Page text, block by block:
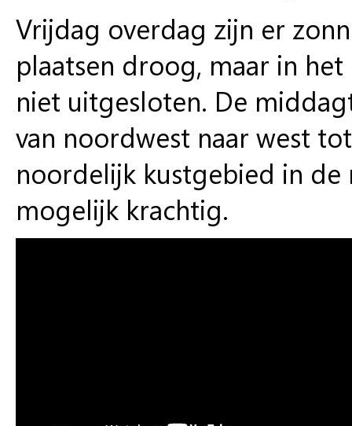
Vrijdag overdag zijn er
plaatsen droog, maar in
niet uitgesloten. De
van noordwest naar west
noordelijk kustgebied in
mogelijk krachtig.